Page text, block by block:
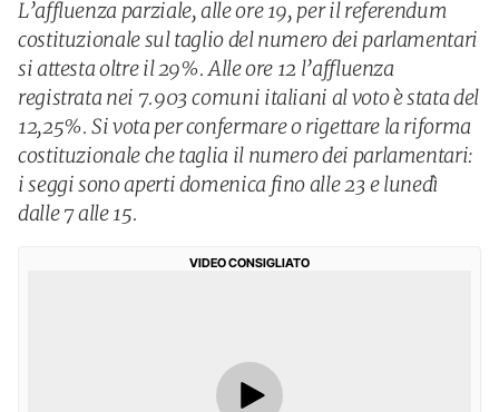
L’affluenza parziale, alle ore 19, per il referendum
costituzionale sul taglio del numero dei parlamentari
si attesta oltre il 29%. Alle ore 12 l’affluenza
registrata nei 7.903 comuni italiani al voto è stata del
12,25%. Si vota per confermare o rigettare la riforma
costituzionale che taglia il numero dei parlamentari:
i seggi sono aperti domenica fino alle 23 e lunedì
dalle 7 alle 15.
VIDEO CONSIGLIATO